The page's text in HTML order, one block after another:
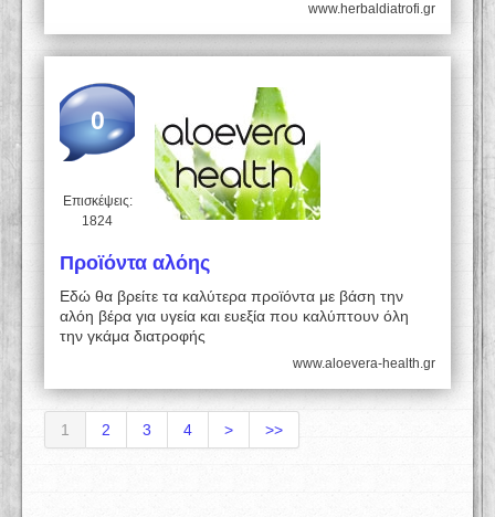
www.herbaldiatrofi.gr
0
Επισκέψεις:
1824
Προϊόντα αλόης
Εδώ θα βρείτε τα καλύτερα προϊόντα με βάση την
αλόη βέρα για υγεία και ευεξία που καλύπτουν όλη
την γκάμα διατροφής
www.aloevera-health.gr
1 2 3 4 > >>